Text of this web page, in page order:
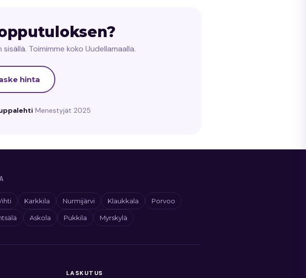
Toimimme koko Uudellamaalla.
hinta
Menestyjät 2025
Karkkila Nurmijärvi Klaukkala Porvoo
Askola Pukkila Myrskylä
LASKUTUS